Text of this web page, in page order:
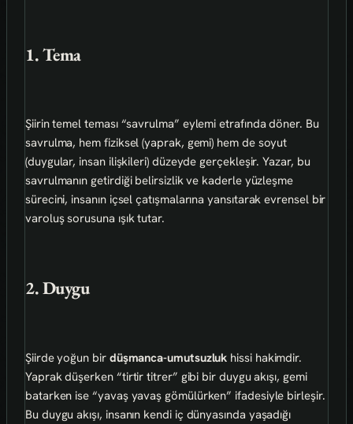
1. Tema
Şiirin temel teması “savrulma” eylemi etrafında döner. Bu
savrulma, hem fiziksel (yaprak, gemi) hem de soyut
(duygular, insan ilişkileri) düzeyde gerçekleşir. Yazar, bu
savrulmanın getirdiği belirsizlik ve kaderle yüzleşme
sürecini, insanın içsel çatışmalarına yansıtarak evrensel bir
varoluş sorusuna ışık tutar.
2. Duygu
Şiirde yoğun bir düşmanca-umutsuzluk hissi hakimdir.
Yaprak düşerken “tirtir titrer” gibi bir duygu akışı, gemi
batarken ise “yavaş yavaş gömülürken” ifadesiyle birleşir.
Bu duygu akışı, insanın kendi iç dünyasında yaşadığı